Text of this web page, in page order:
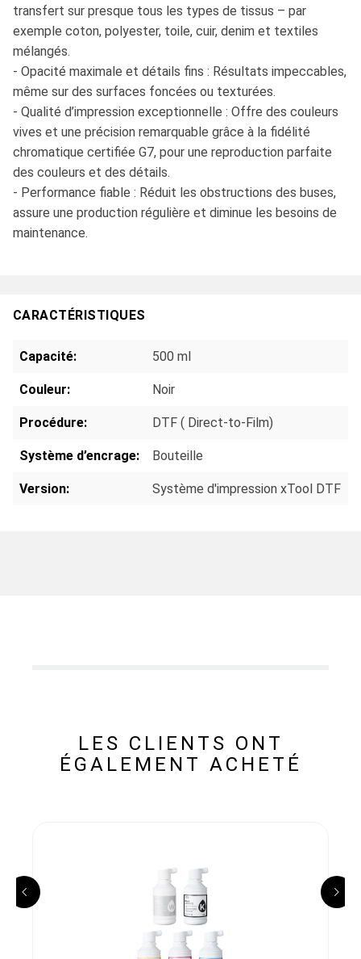
transfert sur presque tous les types de tissus – par
exemple coton, polyester, toile, cuir, denim et textiles
mélangés.
- Opacité maximale et détails fins : Résultats impeccables,
même sur des surfaces foncées ou texturées.
- Qualité d’impression exceptionnelle : Offre des couleurs
vives et une précision remarquable grâce à la fidélité
chromatique certifiée G7, pour une reproduction parfaite
des couleurs et des détails.
- Performance fiable : Réduit les obstructions des buses,
assure une production régulière et diminue les besoins de
maintenance.
CARACTÉRISTIQUES
Capacité: 500 ml
Couleur: Noir
Procédure: DTF ( Direct-to-Film)
Système d’encrage: Bouteille
Version: Système d'impression xTool DTF
LES CLIENTS ONT
ÉGALEMENT ACHETÉ